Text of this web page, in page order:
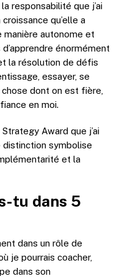
responsabilité que j’ai
qu’elle a
manière autonome et
énormément
la résolution de défis
essayer, se
dont on est fière,
en moi.
Award que j’ai
symbolise
et la
tu dans 5
dans un rôle de
je pourrais coacher,
dans son